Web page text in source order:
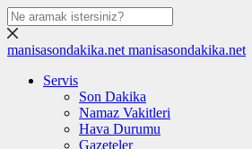
manisasondakika.net manisasondakika.net
Servis
Son Dakika
Namaz Vakitleri
Hava Durumu
Gazeteler